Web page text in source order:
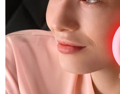
Emirati Arabi Uniti
Regno Unito
Stati Uniti